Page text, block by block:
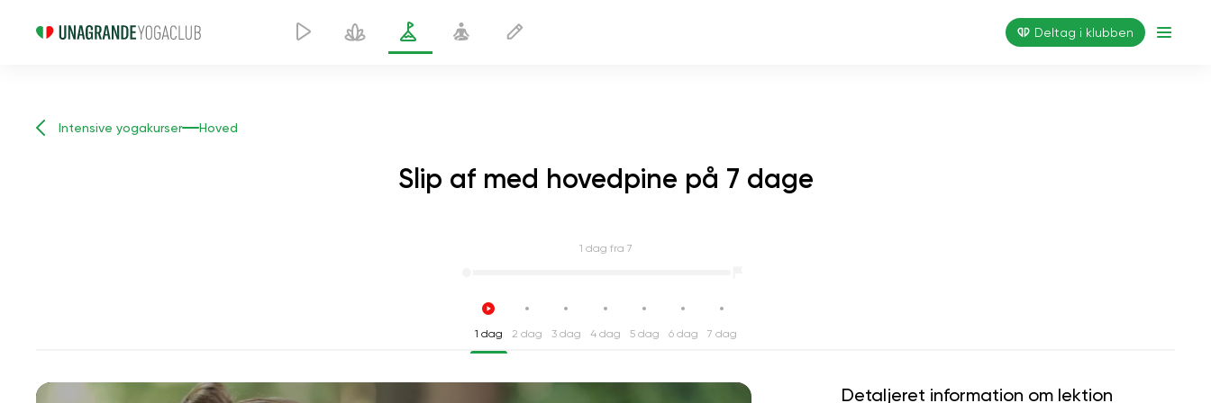
Deltag i klubben
Intensive yogakurser Hoved
Slip af med hovedpine på 7 dage
1 dag fra 7
1 dag 2 dag 3 dag 4 dag 5 dag 6 dag 7 dag
Detaljeret information om lektion